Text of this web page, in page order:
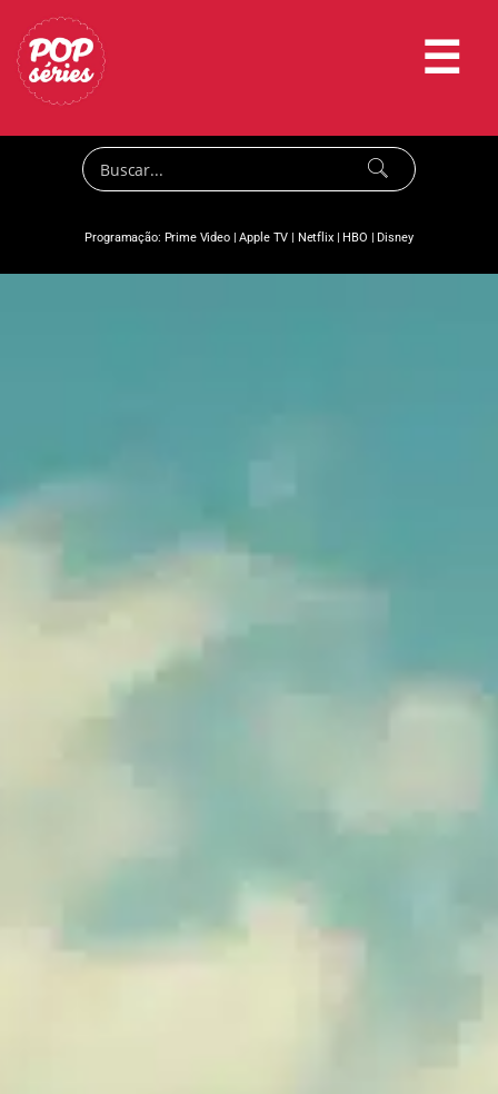
☰
Programação: Prime Video|Apple TV | Netflix|HBO |Disney